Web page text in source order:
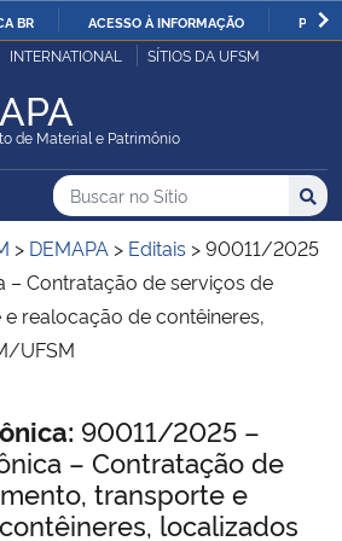
IR
O
BR ACESSO À INFORMAÇÃO
Pública
e Abastecimento
INTERNATIONAL SÍTIOS DA UFSM
de Material e Patrimônio
do Sítio
Busca
Buscar no no Sítio
Busca:
> DEMAPA > Editais >90011/2025
– Contratação de serviços de
realocação de contêineres,
UFSM
90011/2025 –
– Contratação de
transporte e
localizados